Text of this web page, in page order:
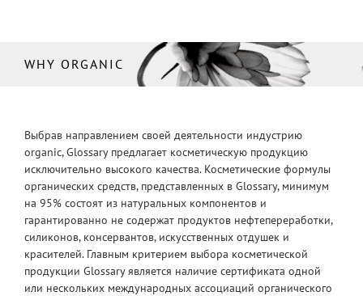
WHY ORGANIC
Выбрав направлением своей деятельности индустрию
organic, Glossary предлагает косметическую продукцию
исключительно высокого качества. Косметические формулы
органических средств, представленных в Glossary, минимум
на 95% состоят из натуральных компонентов и
гарантированно не содержат продуктов нефтепереработки,
силиконов, консервантов, искусственных отдушек и
красителей. Главным критерием выбора косметической
продукции Glossary является наличие сертификата одной
или нескольких международных ассоциаций органического